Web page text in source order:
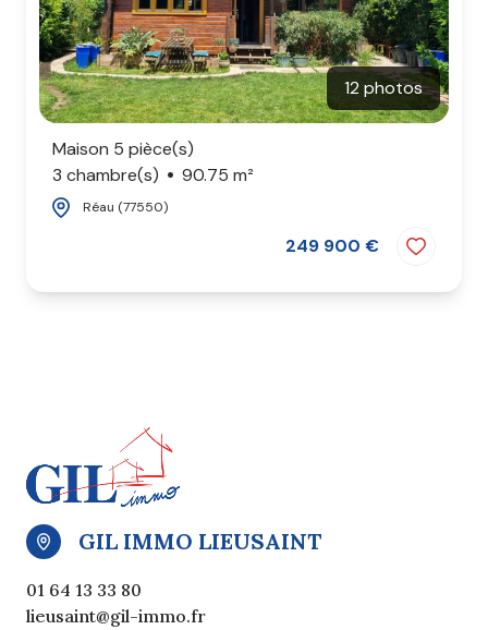
12 photos
Maison 5 pièce(s)
3 chambre(s)
90.75 m²
Réau (77550)
249 900 €
GIL IMMO LIEUSAINT
01 64 13 33 80
lieusaint@gil-immo.fr